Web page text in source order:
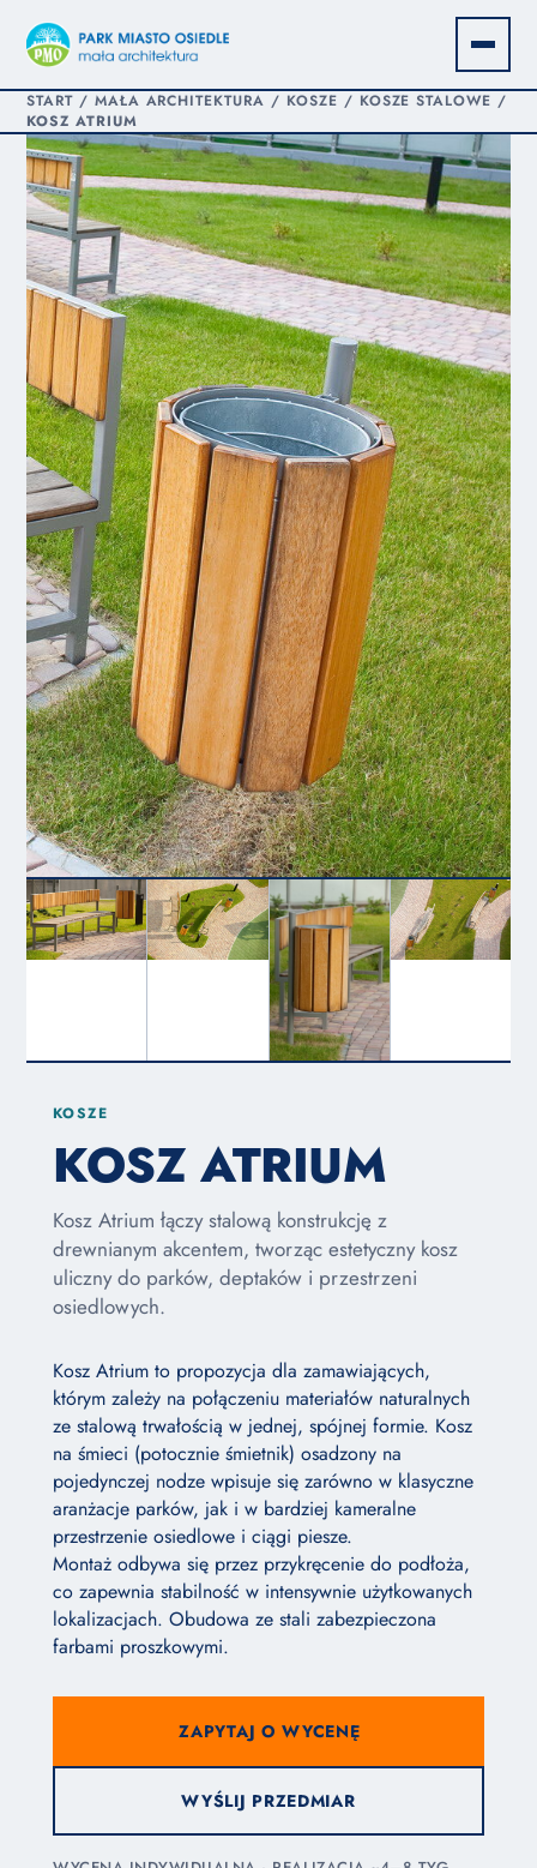
START/ MAŁA ARCHITEKTURA / KOSZE / KOSZE STALOWE /
KOSZ ATRIUM
KOSZE
KOSZ ATRIUM
Kosz Atrium łączy stalową konstrukcję z
drewnianym akcentem, tworząc estetyczny kosz
uliczny do parków, deptaków i przestrzeni
osiedlowych.
Kosz Atrium to propozycja dla zamawiających,
którym zależy na połączeniu materiałów naturalnych
ze stalową trwałością w jednej, spójnej formie. Kosz
na śmieci (potocznie śmietnik) osadzony na
pojedynczej nodze wpisuje się zarówno w klasyczne
aranżacje parków, jak i w bardziej kameralne
przestrzenie osiedlowe i ciągi piesze.
Montaż odbywa się przez przykręcenie do podłoża,
co zapewnia stabilność w intensywnie użytkowanych
lokalizacjach. Obudowa ze stali zabezpieczona
farbami proszkowymi.
ZAPYTAJ O WYCENĘ
WYŚLIJ PRZEDMIAR